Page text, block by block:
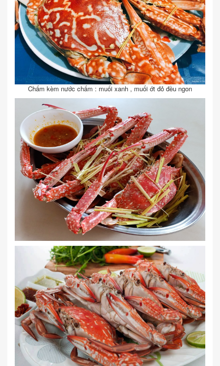
Chấm kèm nước chấm : muối xanh , muối ớt đỏ đều ngon